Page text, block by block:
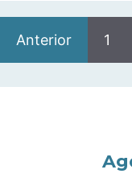
Anterior 1